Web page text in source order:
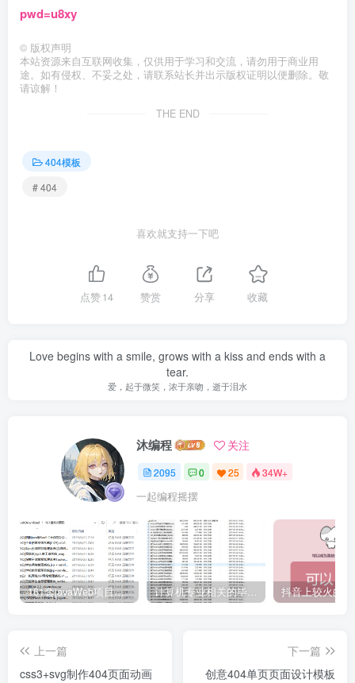
pwd=u8xy
© 版权声明
本站资源来自互联网收集，仅供用于学习和交流，请勿用于商业用
途。如有侵权、不妥之处，请联系站长并出示版权证明以便删除。敬
请谅解！
THE END
404模板
# 404
喜欢就支持一下吧
点赞14 赞赏 分享 收藏
Love begins with a smile, grows with a kiss and ends with a
tear.
爱，起于微笑，浓于亲吻，逝于泪水
沐编程 关注
2095 0 25 34W+
一起编程摇摆
161套javaWeb项目源码免费分享 计算机专业相关的毕业设计论文合集免费下载
上一篇
css3+svg制作404页面动画
下一篇
创意404单页页面设计模板